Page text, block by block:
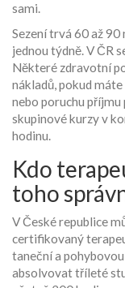
sami.
Sezení trvá 60 až
jednou týdně. V ČR
Některé zdravotní
nákladů, pokud
nebo poruchu
skupinové kurzy v
hodinu.
Kdo
toho
V České republice
certifikovaný
taneční a
absolvovat tříleté